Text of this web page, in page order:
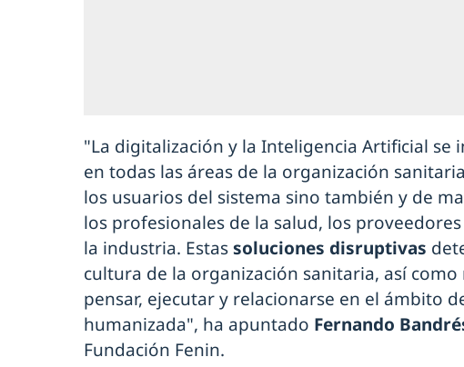
"La digitalización y la Inteligencia Artificial se
en todas las áreas de la organización
los usuarios del sistema sino también y de
los profesionales de la salud, los
la industria. Estassoluciones disruptivas
cultura de la organización sanitaria, así
pensar, ejecutar y relacionarse en el ámbito
humanizada", ha apuntado Fernando
Fundación Fenin.